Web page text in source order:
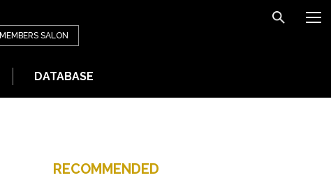
MEMBERS SALON
DATABASE
RECOMMENDED